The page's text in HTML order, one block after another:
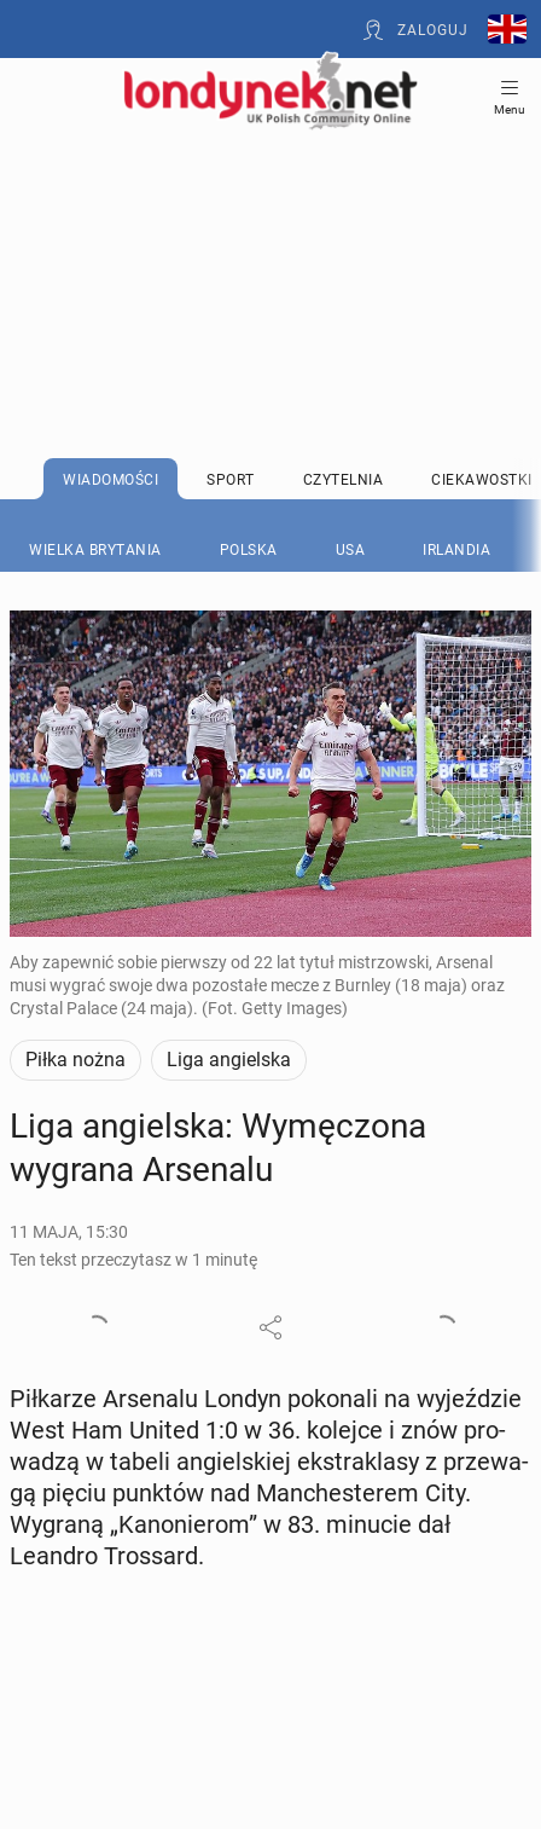
ZALOGUJ
Menu
WIADOMOŚCI SPORT CZYTELNIA CIEKAWOSTKI
WIELKA BRYTANIA POLSKA USA IRLANDIA
Aby zapewnić sobie pierwszy od 22 lat tytuł mistrzowski, Arsenal
musi wygrać swoje dwa pozostałe mecze z Burnley (18 maja) oraz
Crystal Palace (24 maja). (Fot. Getty Images)
Piłka nożna Liga angielska
Liga an­giel­ska: Wy­mę­czo­na
wygrana Ar­se­na­lu
11 MAJA, 15:30
Ten tekst przeczytasz w 1 minutę
Pił­ka­rze Ar­se­na­lu Londyn po­ko­na­li na wy­jeź­dzie
West Ham United 1:0 w 36. kolejce i znów pro­
wa­dzą w tabeli an­giel­skiej eks­tra­kla­sy z prze­wa­
gą pięciu punktów nad Man­che­ste­rem City.
Wygraną „Ka­no­nie­rom” w 83. minucie dał
Leandro Tros­sard.